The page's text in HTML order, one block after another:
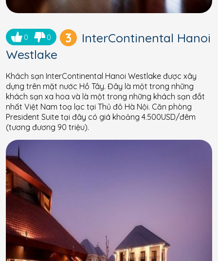
0 0 3
InterContinental Hanoi
Westlake
Khách sạn InterContinental Hanoi Westlake được xây
dựng trên mặt nước Hồ Tây. Đây là một trong những
khách sạn xa hoa và là một trong những khách sạn đắt
nhất Việt Nam toạ lạc tại Thủ đô Hà Nội. Căn phòng
President Suite tại đây có giá khoảng 4.500USD/đêm
(tương đương 90 triệu).